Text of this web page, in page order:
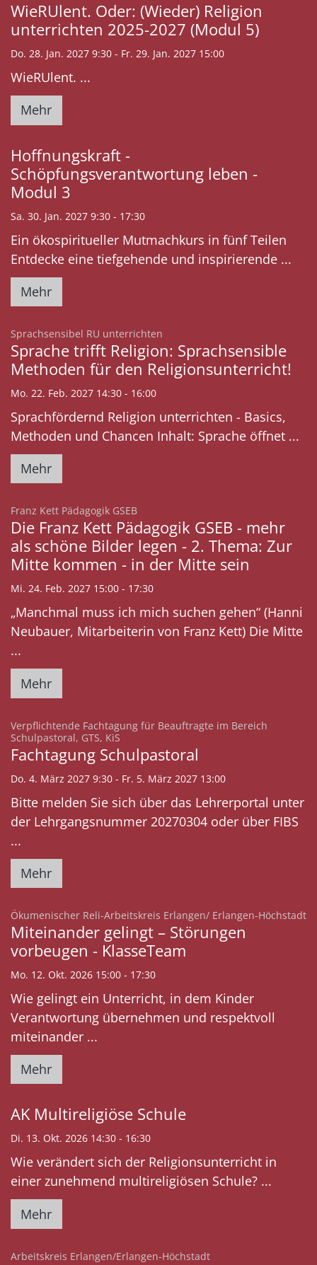
WieRUlent. Oder: (Wieder) Religion
unterrichten 2025-2027 (Modul 5)
Do. 28. Jan. 2027 9:30 - Fr. 29. Jan. 2027 15:00
WieRUlent. ...
Mehr
Hoffnungskraft -
Schöpfungsverantwortung leben -
Modul 3
Sa. 30. Jan. 2027 9:30 - 17:30
Ein ökospiritueller Mutmachkurs in fünf Teilen
Entdecke eine tiefgehende und inspirierende ...
Mehr
Sprachsensibel RU unterrichten
Sprache trifft Religion: Sprachsensible
Methoden für den Religionsunterricht!
Mo. 22. Feb. 2027 14:30 - 16:00
Sprachfördernd Religion unterrichten - Basics,
Methoden und Chancen Inhalt: Sprache öffnet ...
Mehr
Franz Kett Pädagogik GSEB:
Die Franz Kett Pädagogik GSEB - mehr
als schöne Bilder legen - 2. Thema: Zur
Mitte kommen - in der Mitte sein
Mi. 24. Feb. 2027 15:00 - 17:30
„Manchmal muss ich mich suchen gehen“ (Hanni
Neubauer, Mitarbeiterin von Franz Kett) Die Mitte
...
Mehr
Verpflichtende Fachtagung für Beauftragte im Bereich
Schulpastoral, GTS, KiS
Fachtagung Schulpastoral
Do. 4. März 2027 9:30 - Fr. 5. März 2027 13:00
Bitte melden Sie sich über das Lehrerportal unter
der Lehrgangsnummer 20270304 oder über FIBS
...
Mehr
Ökumenischer Reli-Arbeitskreis Erlangen/ Erlangen-Höchstadt:
Miteinander gelingt – Störungen
vorbeugen - KlasseTeam
Mo. 12. Okt. 2026 15:00 - 17:30
Wie gelingt ein Unterricht, in dem Kinder
Verantwortung übernehmen und respektvoll
miteinander ...
Mehr
AK Multireligiöse Schule
Di. 13. Okt. 2026 14:30 - 16:30
Wie verändert sich der Religionsunterricht in
einer zunehmend multireligiösen Schule? ...
Mehr
Arbeitskreis Erlangen/Erlangen-Höchstadt: